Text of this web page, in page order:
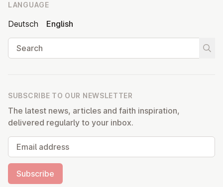
LANGUAGE
Deutsch
English
Search
SUBSCRIBE TO OUR NEWSLETTER
The latest news, articles and faith inspiration,
delivered regularly to your inbox.
Email address
Subscribe